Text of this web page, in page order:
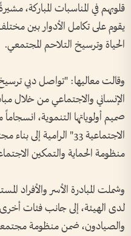
قلوبهم في المناسبات المباركة،
يقوم على تكامل الأدوار بين
الحياة وترسيخ التلاحم المجتمعي.
وقالت معاليها: "تواصل دبي ترسيخ
الإنساني والاجتماعي من خلال
صميم أولوياتها التنموية،
الاجتماعية 33" الرامية
منظومة الحماية والتمكين
وشملت المبادرة الأسر والأفراد
لدى الهيئة، إلى جانب فئات
والصيادون، ضمن منظومة